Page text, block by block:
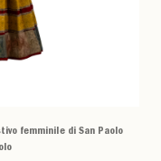
femminile di San Paolo